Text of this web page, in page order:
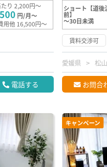
り 2,200円～
円/月～
用他 16,500円～
電話する
ショート【道後
前】
～30日未満
賃料交渉可
愛媛県 松
お問合
キャンペーン